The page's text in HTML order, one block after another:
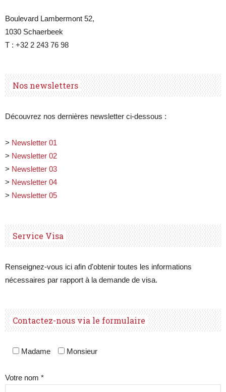
Boulevard Lambermont 52,
1030 Schaerbeek
T : +32 2 243 76 98
Nos newsletters
Découvrez nos dernières newsletter ci-dessous :
> Newsletter 01
> Newsletter 02
> Newsletter 03
> Newsletter 04
> Newsletter 05
Service Visa
Renseignez-vous ici afin d'obtenir toutes les informations
nécessaires par rapport à la demande de visa.
Contactez-nous via le formulaire
Madame Monsieur
Votre nom *